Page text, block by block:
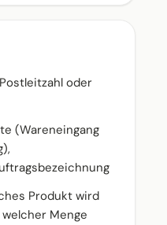
oder
(Wareneingang
Produkt wird
Menge